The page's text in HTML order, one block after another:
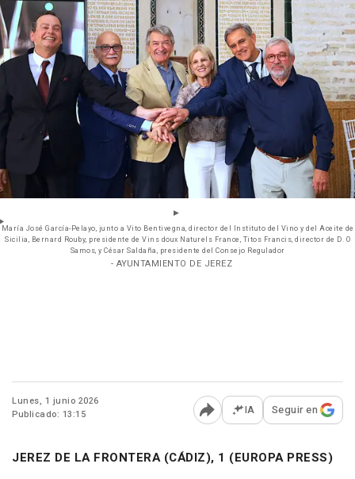
María José García-Pelayo, junto a Vito Bentivegna, director del Instituto del Vino y del Aceite de
Sicilia, Bernard Rouby, presidente de Vins doux Naturels France, Titos Francis, director de D. O
Samos, y César Saldaña, presidente del Consejo Regulador
- AYUNTAMIENTO DE JEREZ
Lunes, 1 junio 2026
Publicado: 13:15
Abrir opciones para
IA Seguir en
JEREZ DE LA FRONTERA (CÁDIZ), 1 (EUROPA PRESS)